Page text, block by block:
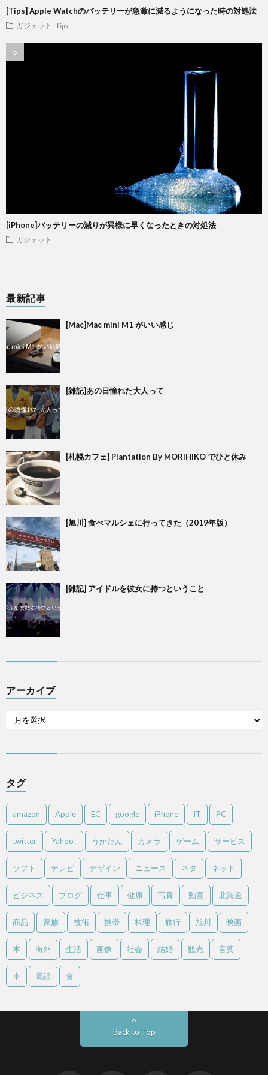
[Tips] Apple Watchのバッテリーが急激に減るようになった時の対処法
ガジェット Tips
[iPhone]バッテリーの減りが異様に早くなったときの対処法
ガジェット
最新記事
[Mac]Mac mini M1 がいい感じ
[雑記]あの日憧れた大人って
[札幌カフェ] Plantation By MORIHIKO でひと休み
[旭川] 食べマルシェに行ってきた（2019年版）
[雑記] アイドルを彼女に持つということ
アーカイブ
タグ
amazon Apple EC google iPhone IT PC
twitter Yahoo! うかたん カメラ ゲーム サービス
ソフト テレビ デザイン ニュース ネタ ネット
ビジネス ブログ 仕事 健康 写真 動画 北海道
商品 家族 技術 携帯 料理 旅行 旭川 映画
本 海外 生活 画像 社会 結婚 観光 言葉
車 電話 食
Back to Top